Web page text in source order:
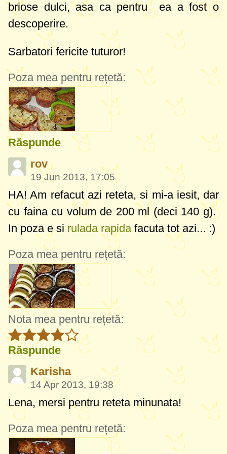
briose dulci, asa ca pentru ea a fost o
descoperire.
Sarbatori fericite tuturor!
Poza mea pentru rețetă:
Răspunde
rov
19 Jun 2013, 17:05
HA! Am refacut azi reteta, si mi-a iesit, dar
cu faina cu volum de 200 ml (deci 140 g).
In poza e si rulada rapida facuta tot azi... :)
Poza mea pentru rețetă:
Nota mea pentru rețetă:
Răspunde
Karisha
14 Apr 2013, 19:38
Lena, mersi pentru reteta minunata!
Poza mea pentru rețetă: